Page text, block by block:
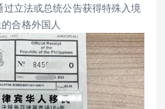
立法或总统公告获得特殊入境
合格外国人